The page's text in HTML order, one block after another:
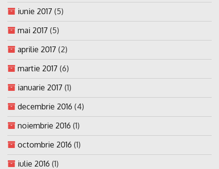
iunie 2017 (5)
mai 2017 (5)
aprilie 2017 (2)
martie 2017 (6)
ianuarie 2017 (1)
decembrie 2016 (4)
noiembrie 2016 (1)
octombrie 2016 (1)
iulie 2016 (1)